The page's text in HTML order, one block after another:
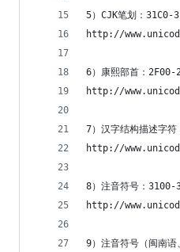
5）CJK笔划：31C0-
http://
6）康熙部首：2F00-
http://
7）汉字结构描述字
http://
8）注音符号：3100-
http://
9）注音符号（闽南